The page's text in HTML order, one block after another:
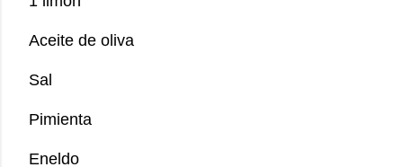
Aceite de oliva
Sal
Pimienta
Eneldo